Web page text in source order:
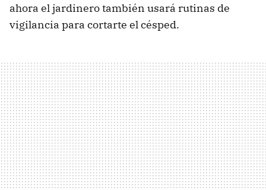
ahora el jardinero también usará rutinas de
vigilancia para cortarte el césped.